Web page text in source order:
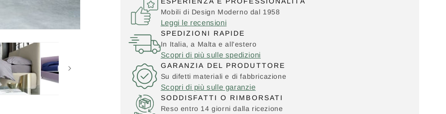
Mobili di Design Moderno dal 1958
Leggi le recensioni
SPEDIZIONI RAPIDE
In Italia, a Malta e all'estero
Scopri di più sulle spedizioni
GARANZIA DEL PRODUTTORE
Su difetti materiali e di fabbricazione
Scopri di più sulle garanzie
SODDISFATTI O RIMBORSATI
Reso entro 14 giorni dalla ricezione